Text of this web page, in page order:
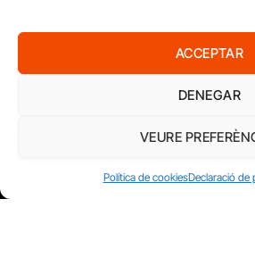
ACCEPTAR
DENEGAR
VEURE
Política de cookiesDeclaració de
AMB EL SUPORT DE